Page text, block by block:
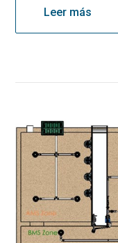
Leer más